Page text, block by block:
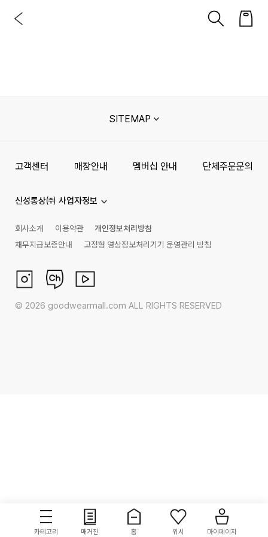
카테고리 매거진 홈 위시 마이페이지
SITEMAP
고객센터 매장안내 멤버십 안내 단체주문문의
신성통상㈜ 사업자정보
회사소개 이용약관
개인정보처리방침
채무지급보증안내
고정형 영상정보처리기기 운영관리 방침
© 2026 goodwearmall.com ALL RIGHTS RESERVED